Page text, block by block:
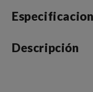
Descripción